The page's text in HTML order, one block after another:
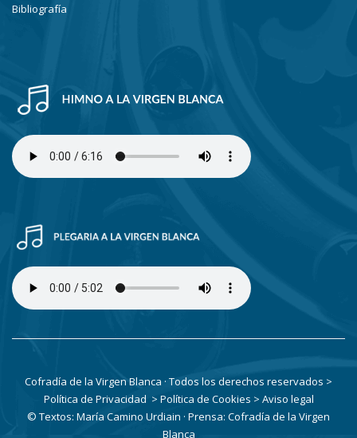
Bibliografía
Cofradía de la Virgen Blanca · Todos los derechos reservados >
Política de Privacidad > Política de Cookies > Aviso legal
© Textos: María Camino Urdiain · Prensa: Cofradía de la Virgen
Blanca